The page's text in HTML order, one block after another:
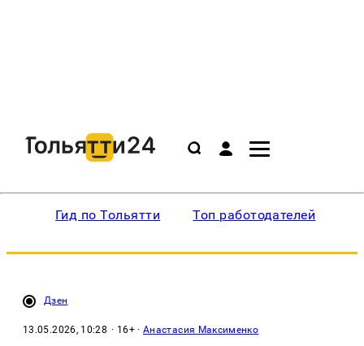
Гид по Тольятти Топ работодателей
Дзен
13.05.2026, 10:28 · 16+ ·Анастасия Максименко